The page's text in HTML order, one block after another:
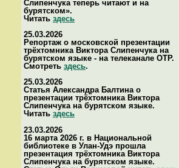
Слипенчука теперь читают и на
бурятском».
Читать здесь
25.03.2026
Репортаж о московской презентации
трёхтомника Виктора Слипенчука на
бурятском языке - на телеканале ОТР.
Смотреть здесь.
25.03.2026
Статья Александра Балтина о
презентации трёхтомника Виктора
Слипенчука на бурятском языке.
Читать здесь
23.03.2026
16 марта 2026 г. в Национальной
библиотеке в Улан-Удэ прошла
презентация трёхтомника Виктора
Слипенчука на бурятском языке.